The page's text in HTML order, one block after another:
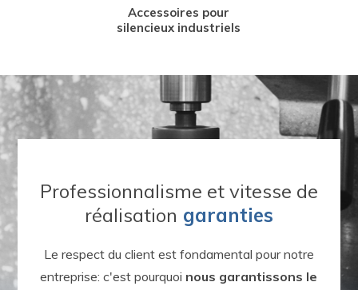
Accessoires pour
silencieux industriels
Professionnalisme et vitesse de
réalisation garanties
Le respect du client est fondamental pour notre
entreprise: c'est pourquoi nous garantissons le